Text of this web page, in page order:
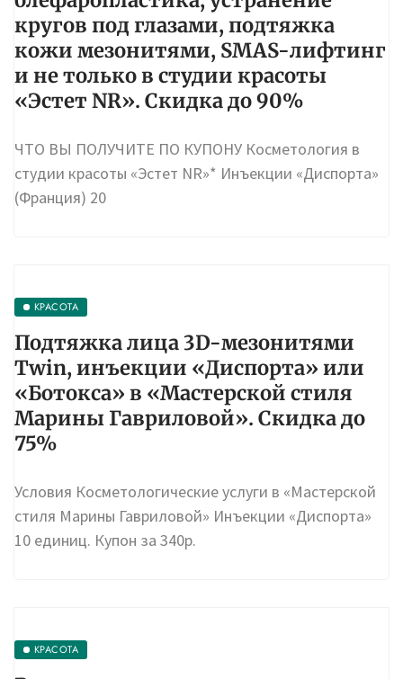
блефаропластика, устранение
кругов под глазами, подтяжка
кожи мезонитями, SMAS-лифтинг
и не только в студии красоты
ЧТО ВЫ ПОЛУЧИТЕ ПО КУПОНУ Косметология в
студии красоты «Эстет NR»* Инъекции «Диспорта»
Подтяжка лица 3D-мезонитями
Twin, инъекции «Диспорта» или
«Ботокса» в «Мастерской стиля
Марины Гавриловой». Скидка до
Условия Косметологические услуги в «Мастерской
стиля Марины Гавриловой» Инъекции «Диспорта»